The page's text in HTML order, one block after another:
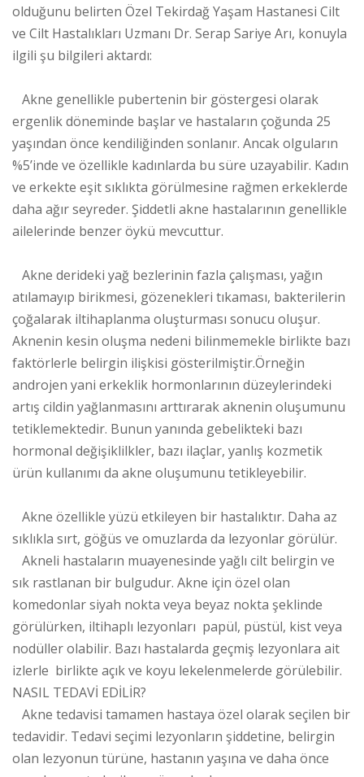
olduğunu belirten Özel Tekirdağ Yaşam Hastanesi Cilt
ve Cilt Hastalıkları Uzmanı Dr. Serap Sariye Arı, konuyla
ilgili şu bilgileri aktardı:
Akne genellikle pubertenin bir göstergesi olarak
ergenlik döneminde başlar ve hastaların çoğunda 25
yaşından önce kendiliğinden sonlanır. Ancak olguların
%5’inde ve özellikle kadınlarda bu süre uzayabilir. Kadın
ve erkekte eşit sıklıkta görülmesine rağmen erkeklerde
daha ağır seyreder. Şiddetli akne hastalarının genellikle
ailelerinde benzer öykü mevcuttur.
Akne derideki yağ bezlerinin fazla çalışması, yağın
atılamayıp birikmesi, gözenekleri tıkaması, bakterilerin
çoğalarak iltihaplanma oluşturması sonucu oluşur.
Aknenin kesin oluşma nedeni bilinmemekle birlikte bazı
faktörlerle belirgin ilişkisi gösterilmiştir.Örneğin
androjen yani erkeklik hormonlarının düzeylerindeki
artış cildin yağlanmasını arttırarak aknenin oluşumunu
tetiklemektedir. Bunun yanında gebelikteki bazı
hormonal değişiklilkler, bazı ilaçlar, yanlış kozmetik
ürün kullanımı da akne oluşumunu tetikleyebilir.
Akne özellikle yüzü etkileyen bir hastalıktır. Daha az
sıklıkla sırt, göğüs ve omuzlarda da lezyonlar görülür.
Akneli hastaların muayenesinde yağlı cilt belirgin ve
sık rastlanan bir bulgudur. Akne için özel olan
komedonlar siyah nokta veya beyaz nokta şeklinde
görülürken, iltihaplı lezyonları papül, püstül, kist veya
nodüller olabilir. Bazı hastalarda geçmiş lezyonlara ait
izlerle birlikte açık ve koyu lekelenmelerde görülebilir.
NASIL TEDAVİ EDİLİR?
Akne tedavisi tamamen hastaya özel olarak seçilen bir
tedavidir. Tedavi seçimi lezyonların şiddetine, belirgin
olan lezyonun türüne, hastanın yaşına ve daha önce